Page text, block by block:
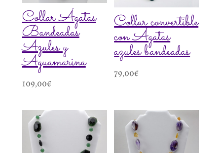
Collar Ágatas
Bandeadas
Azules y
Aguamarina
109,00€
Collar convertible
con Ágatas
azules bandeadas
79,00€